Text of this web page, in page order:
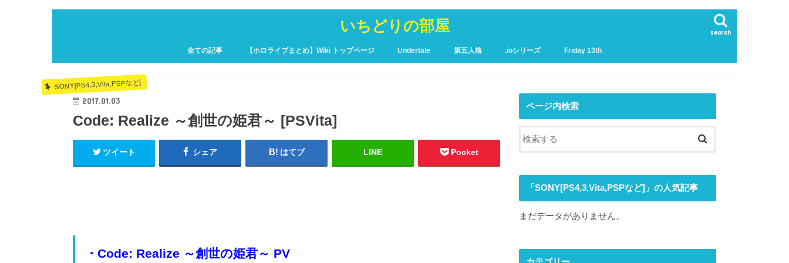
いちどりの部屋 search
全ての記事 【ホロライブまとめ】Wiki トップページ Undertale 第五人格 .ioシリーズ Friday 13th
SONY[PS4,3,Vita,PSPなど]
2017.01.03
Code: Realize ～創世の姫君～ [PSVita]
ツイート シェア はてブ LINE Pocket
・Code: Realize ～創世の姫君～ PV
ページ内検索
「SONY[PS4,3,Vita,PSPなど]」の人気記事
まだデータがありません。